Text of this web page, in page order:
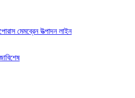
মেমব্রেন উত্পাদন লাইন